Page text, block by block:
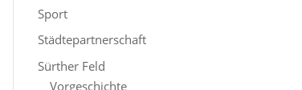
Sport
Städtepartnerschaft
Sürther Feld
Vorgeschichte